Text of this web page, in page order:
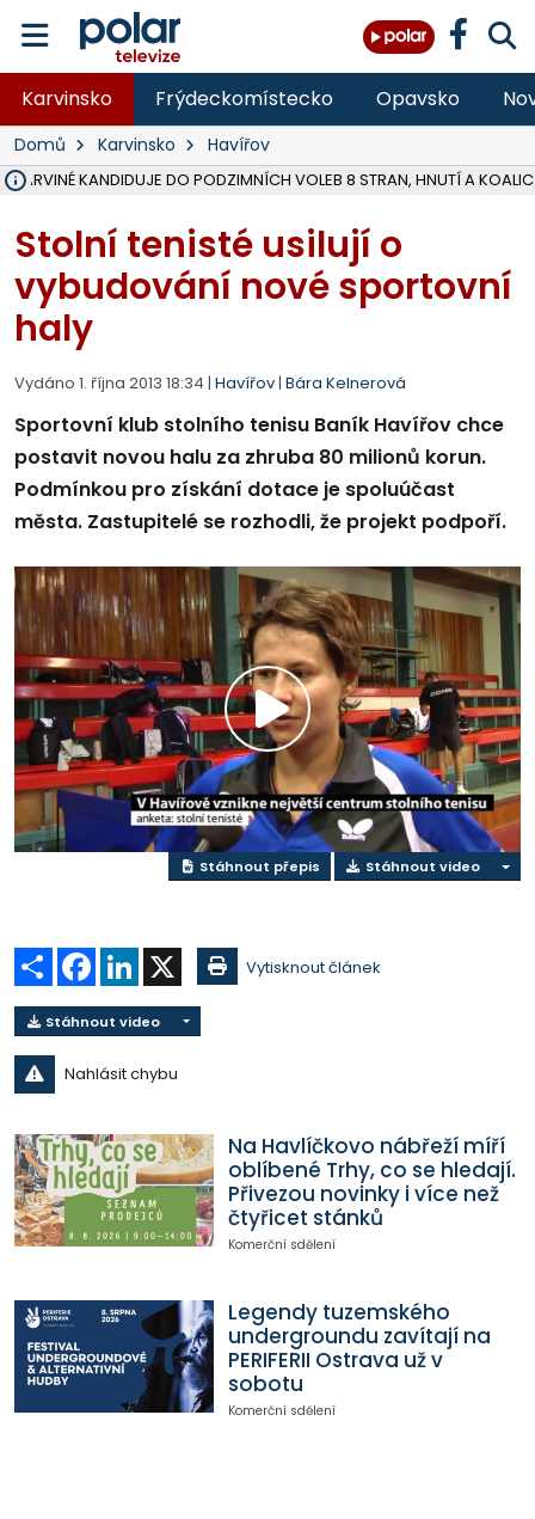
Karvinsko Frýdeckomístecko Opavsko
Domů Karvinsko Havířov
V KARVINÉ KANDIDUJE DO PODZIMNÍCH VOLEB 8 STRAN, HNUTÍ A KOALIC
Stolní tenisté usilují o
vybudování nové sportovní
haly
Vydáno 1. října 2013 18:34 | Havířov | Bára Kelnerová
Sportovní klub stolního tenisu Baník Havířov chce
postavit novou halu za zhruba 80 milionů korun.
Podmínkou pro získání dotace je spoluúčast
města. Zastupitelé se rozhodli, že projekt podpoří.
Přehrát
video
Stáhnout přepis Stáhnout video
Sdílet Facebook
LinkedIn Vytisknout článek
Stáhnout video
Nahlásit chybu
Na Havlíčkovo nábřeží míří
oblíbené Trhy, co se hledají.
Přivezou novinky i více než
čtyřicet stánků
Komerční sdělení
Legendy tuzemského
undergroundu zavítají na
PERIFERII Ostrava už v
sobotu
Komerční sdělení